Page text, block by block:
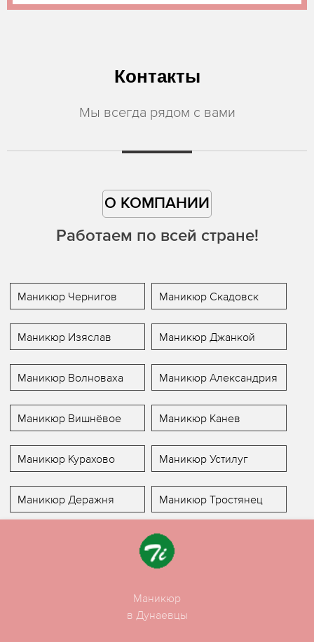
Контакты
Мы всегда рядом с вами
О КОМПАНИИ
Работаем по всей стране!
Маникюр Чернигов Маникюр Скадовск
Маникюр Изяслав Маникюр Джанкой
Маникюр Волноваха Маникюр Александрия
Маникюр Вишнёвое Маникюр Канев
Маникюр Курахово Маникюр Устилуг
Маникюр Деражня Маникюр Тростянец
Маникюр
в Дунаевцы